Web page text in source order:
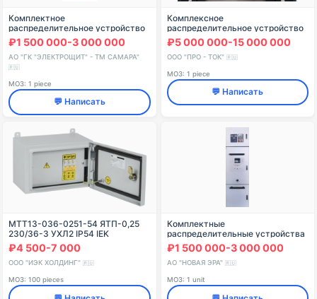
Комплектное
распределительное устройство
напряжением до 10 кВ СЭЩ-80
₽1 500 000-3 000 000
АО "ГК "ЭЛЕКТРОЩИТ" - ТМ САМАРА"
🇷🇺
МОЗ: 1 piece
💬 Написать
Комплексное
распределительное устройство
напряжением 6-35 кВ (КРУ)
Про-Ток (Pro-Tok Voltage Panel)
₽5 000 000-15 000 000
ООО "ПРО - ТОК" 🇷🇺
МОЗ: 1 piece
💬 Написать
MTT13-036-0251-54 ЯТП-0,25
230/36-3 УХЛ2 IP54 IEK
₽4 500-7 000
ООО "ИЭК ХОЛДИНГ" 🇷🇺
МОЗ: 100 pieces
Комплектные
распределительные устройства
серии К-319 НЭ 6(10) кВ
₽1 500 000-3 000 000
АО "НОВАЯ ЭРА" 🇷🇺
МОЗ: 1 unit